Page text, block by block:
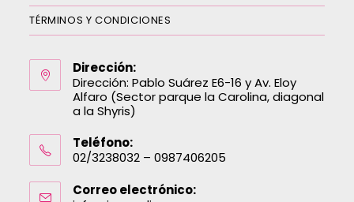
TÉRMINOS Y CONDICIONES
Dirección:
Dirección: Pablo Suárez E6-16 y Av. Eloy
Alfaro (Sector parque la Carolina, diagonal
a la Shyris)
Teléfono:
02/3238032 – 0987406205
Correo electrónico: